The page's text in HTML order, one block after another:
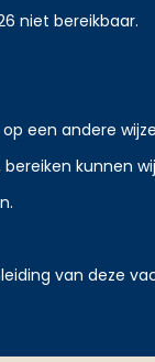
niet bereikbaar.
een andere
kunnen
van deze